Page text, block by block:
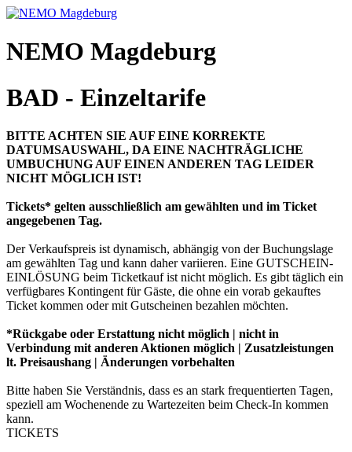
NEMO Magdeburg
BAD - Einzeltarife
BITTE ACHTEN SIE AUF EINE KORREKTE
DATUMSAUSWAHL, DA EINE NACHTRÄGLICHE
UMBUCHUNG AUF EINEN ANDEREN TAG LEIDER
NICHT MÖGLICH IST!
Tickets* gelten ausschließlich am gewählten und im Ticket
angegebenen Tag.
Der Verkaufspreis ist dynamisch, abhängig von der Buchungslage
am gewählten Tag und kann daher variieren. Eine GUTSCHEIN-
EINLÖSUNG beim Ticketkauf ist nicht möglich. Es gibt täglich ein
verfügbares Kontingent für Gäste, die ohne ein vorab gekauftes
Ticket kommen oder mit Gutscheinen bezahlen möchten.
*Rückgabe oder Erstattung nicht möglich | nicht in
Verbindung mit anderen Aktionen möglich | Zusatzleistungen
lt. Preisaushang | Änderungen vorbehalten
Bitte haben Sie Verständnis, dass es an stark frequentierten Tagen,
speziell am Wochenende zu Wartezeiten beim Check-In kommen
kann.
TICKETS